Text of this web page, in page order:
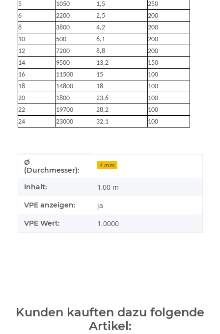
5
1050 1,5
250
6
2200 2,5
200
8
3800 4,2
200
10
500 6,1
200
12
7200 8,8
200
14
9500 13,2
150
16
11500 15
100
18
14800 18
100
20
1800 23,6
100
22
19700 28,2
100
24
23000 32,1 100
Produkteigenschaft
Wert
Ø
(Durchmesser):
4 mm
Inhalt: 1,00 m
VPE anzeigen: ja
VPE Wert: 1.0000
Kunden kauften dazu folgende
Artikel: